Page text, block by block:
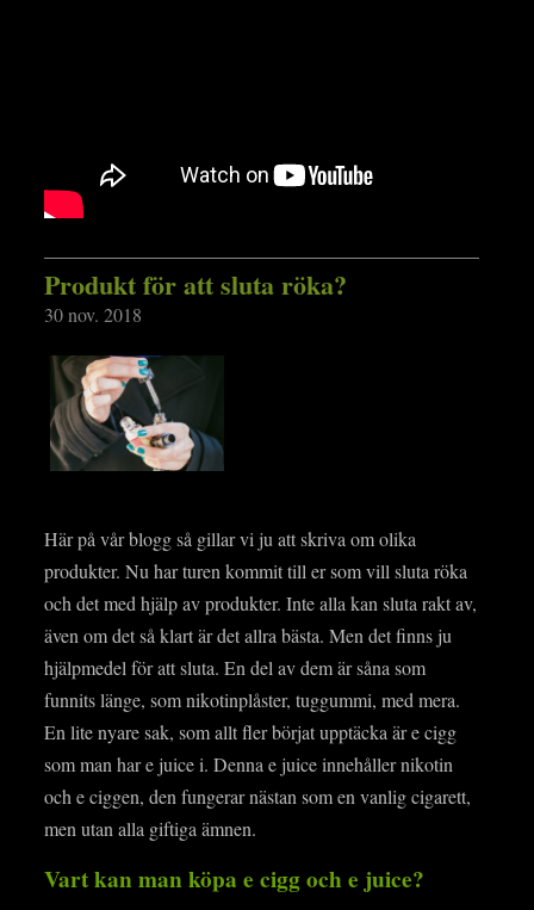
Produkt för att sluta röka?
30 nov. 2018
Här på vår blogg så gillar vi ju att skriva om olika
produkter. Nu har turen kommit till er som vill sluta röka
och det med hjälp av produkter. Inte alla kan sluta rakt av,
även om det så klart är det allra bästa. Men det finns ju
hjälpmedel för att sluta. En del av dem är såna som
funnits länge, som nikotinplåster, tuggummi, med mera.
En lite nyare sak, som allt fler börjat upptäcka är e cigg
som man har e juice i. Denna e juice innehåller nikotin
och e ciggen, den fungerar nästan som en vanlig cigarett,
men utan alla giftiga ämnen.
Vart kan man köpa e cigg och e juice?